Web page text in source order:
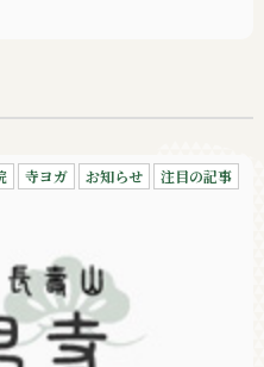
寺ヨガ お知らせ
注目の記事